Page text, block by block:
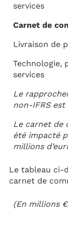
services
Carnet de
Livraison de
Technologie,
services
Le
non-IFRS est
Le carnet de
été impacté
millions
Le tableau ci-
carnet de
(En millions